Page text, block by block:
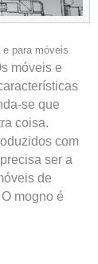
para móveis
móveis e
se que
coisa.
com
ser a
de
mogno é